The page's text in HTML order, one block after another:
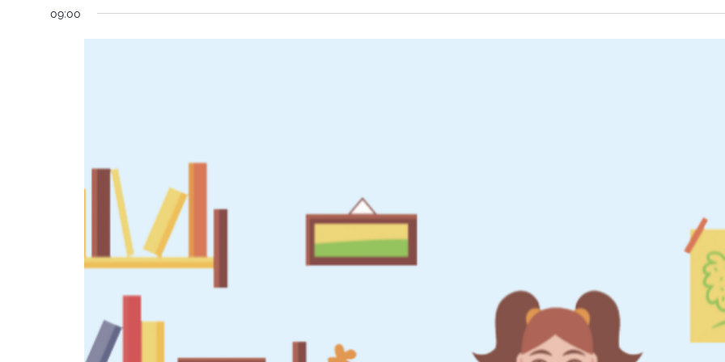
09:00